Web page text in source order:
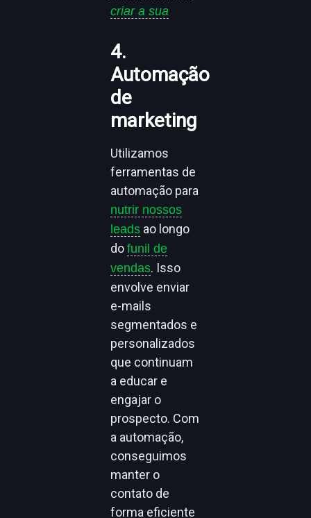
criar a sua
4.
Automação
de
marketing
Utilizamos
ferramentas de
automação para
nutrir nossos
leads ao longo
dofunil de
vendas. Isso
envolve enviar
e-mails
segmentados e
personalizados
que continuam
a educar e
engajar o
prospecto. Com
a automação,
conseguimos
manter o
contato de
forma eficiente